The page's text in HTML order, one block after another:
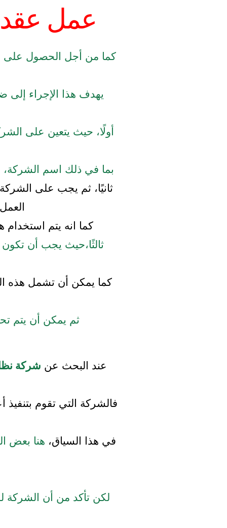
عمل
كما من أجل الحصول على
يهدف هذا الإجراء إلى
أولًا، حيث يتعين على
بما في ذلك اسم الشركة،
ثانيًا، ثم يجب على
كما انه يتم استخدام
ثالثًا،حيث يجب أن
كما يمكن أن تشمل هذه
ثم يمكن أن يتم
عند البحث عن شركة
فالشركة التي تقوم بتنفيذ
في هذا السياق، هنا بعض
لكن تأكد من أن الشركة